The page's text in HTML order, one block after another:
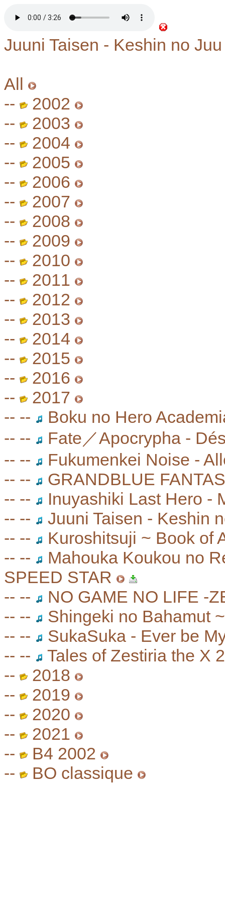
Juuni Taisen - Keshin no Juu
All
--
2002
--
2003
--
2004
--
2005
--
2006
--
2007
--
2008
--
2009
--
2010
--
2011
--
2012
--
2013
--
2014
--
2015
--
2016
--
2017
-- --
Boku no Hero
-- --
Fate／Apocrypha -
-- --
Fukumenkei Noise -
-- --
GRANDBLUE
-- --
Inuyashiki Last Hero -
-- --
Juuni Taisen - Keshin
-- --
Kuroshitsuji ~ Book of
-- --
Mahouka Koukou no
SPEED STAR
-- --
NO GAME NO LIFE -
-- --
Shingeki no Bahamut
-- --
SukaSuka - Ever be
-- --
Tales of Zestiria the X
--
2018
--
2019
--
2020
--
2021
--
B4 2002
--
BO classique